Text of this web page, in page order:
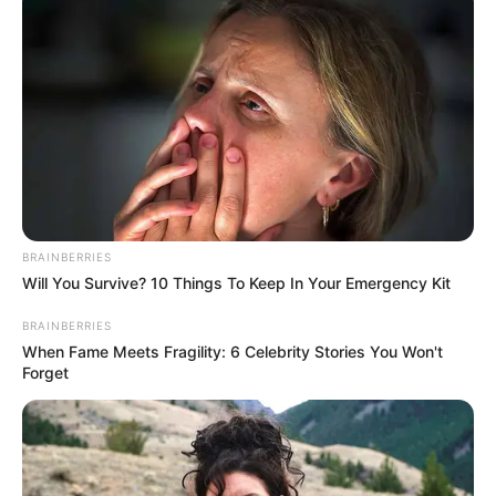
Ki Hwan sebagai age
Jung Yeon sebagai pengawal
OST (Original Soundtrack)
Trailer
BRAINBERRIES
Will You Survive? 10 Things To Keep In Your Emergency Kit
BRAINBERRIES
When Fame Meets Fragility: 6 Celebrity Stories You Won't
Forget